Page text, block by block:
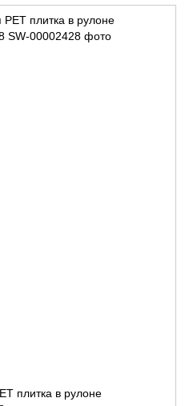
плитка в рулоне